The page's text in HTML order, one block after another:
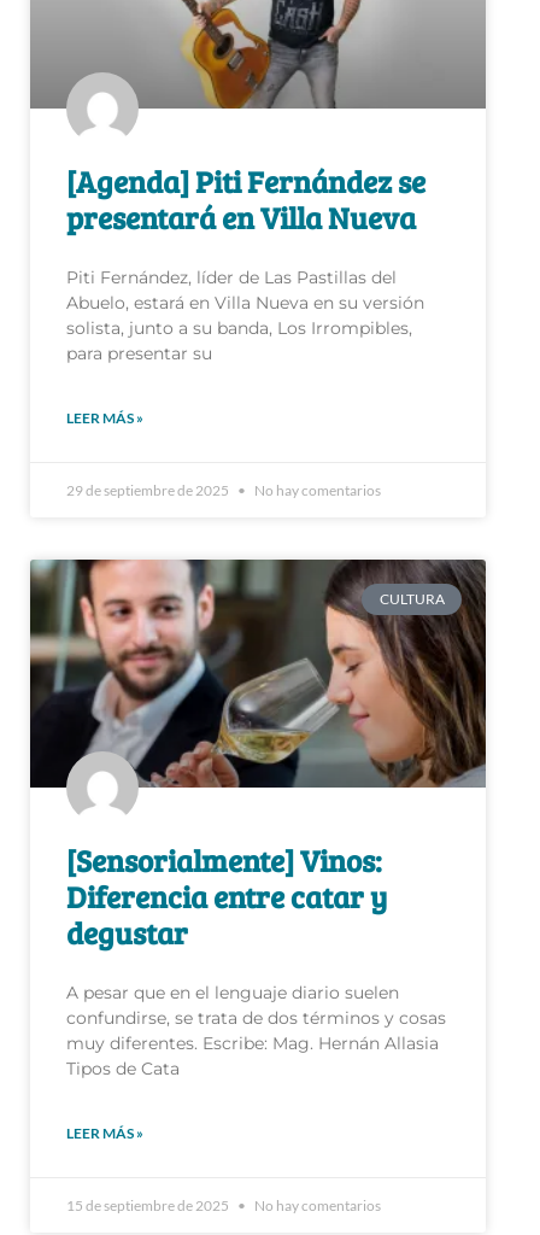
[Agenda] Piti Fernández se
presentará en Villa Nueva
Piti Fernández, líder de Las Pastillas del
Abuelo, estará en Villa Nueva en su versión
solista, junto a su banda, Los Irrompibles,
para presentar su
LEER MÁS »
29 de septiembre de 2025 No hay comentarios
CULTURA
[Sensorialmente] Vinos:
Diferencia entre catar y
degustar
A pesar que en el lenguaje diario suelen
confundirse, se trata de dos términos y cosas
muy diferentes. Escribe: Mag. Hernán Allasia
Tipos de Cata
LEER MÁS »
15 de septiembre de 2025 No hay comentarios